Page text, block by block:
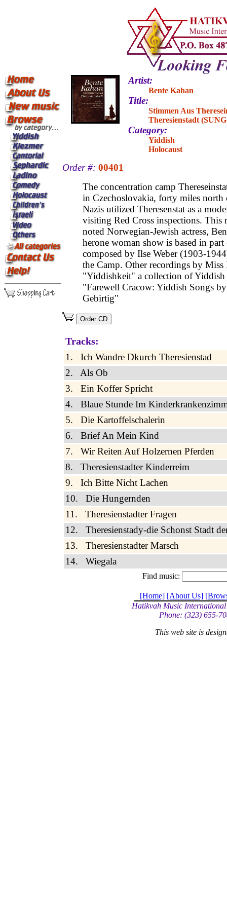
Artist:
Bente Kahan
Title:
Stimmen Aus
Theresienstadt
Category:
Yiddish
Holocaust
Order #: 00401
The concentration camp
in Czechoslovakia, forty miles north
Nazis utilized Theresenstat as a
visiting Red Cross inspections. This
noted Norwegian-Jewish actress,
herone woman show is based in part
composed by Ilse Weber (1903-
the Camp. Other recordings by
"Yiddishkeit" a collection of Yiddish
"Farewell Cracow: Yiddish Songs
Gebirtig"
Tracks:
1. Ich Wandre Dkurch Theresienstad
2. Als Ob
3. Ein Koffer Spricht
4. Blaue Stunde Im
5. Die Kartoffelschalerin
6. Brief An Mein Kind
7. Wir Reiten Auf Holzernen Pferden
8. Theresienstadter Kinderreim
9. Ich Bitte Nicht Lachen
10. Die Hungernden
11. Theresienstadter Fragen
12. Theresienstady-die Schonst Stadt
13. Theresienstadter Marsch
14. Wiegala
Find music:
[Home] [About Us]
Hatikvah Music
Phone: (323) 655-
This web site is